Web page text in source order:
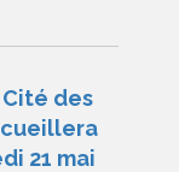
Cité des
21 mai